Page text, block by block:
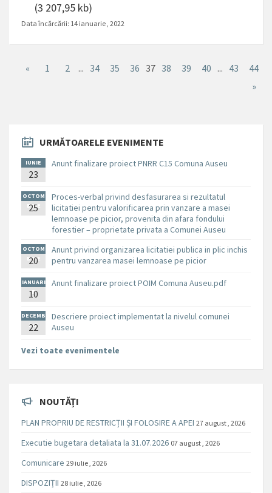
(3 207,95 kb)
Data încărcării: 14 ianuarie , 2022
« 1 2 ... 34 35 36 37 38 39 40 ... 43
44
»
URMĂTOARELE EVENIMENTE
IUNIE
23
Anunt finalizare proiect PNRR C15 Comuna Auseu
OCTOM
BRIE
25
Proces-verbal privind desfasurarea si rezultatul
licitatiei pentru valorificarea prin vanzare a masei
lemnoase pe picior, provenita din afara fondului
forestier – proprietate privata a Comunei Auseu
OCTOM
BRIE
20
Anunt privind organizarea licitatiei publica in plic inchis
pentru vanzarea masei lemnoase pe picior
IANUARI
E
10
Anunt finalizare proiect POIM Comuna Auseu.pdf
DECEMB
RIE
22
Descriere proiect implementat la nivelul comunei
Auseu
Vezi toate evenimentele
NOUTĂȚI
PLAN PROPRIU DE RESTRICȚII ȘI FOLOSIRE A APEI 27 august , 2026
Executie bugetara detaliata la 31.07.2026 07 august , 2026
Comunicare 29 iulie , 2026
DISPOZIȚII 28 iulie , 2026